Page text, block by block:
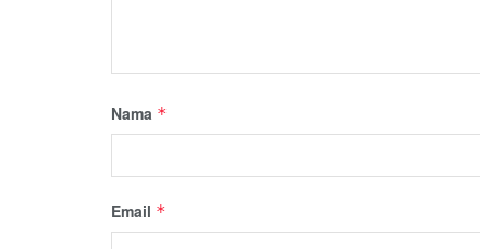
Nama *
Email *